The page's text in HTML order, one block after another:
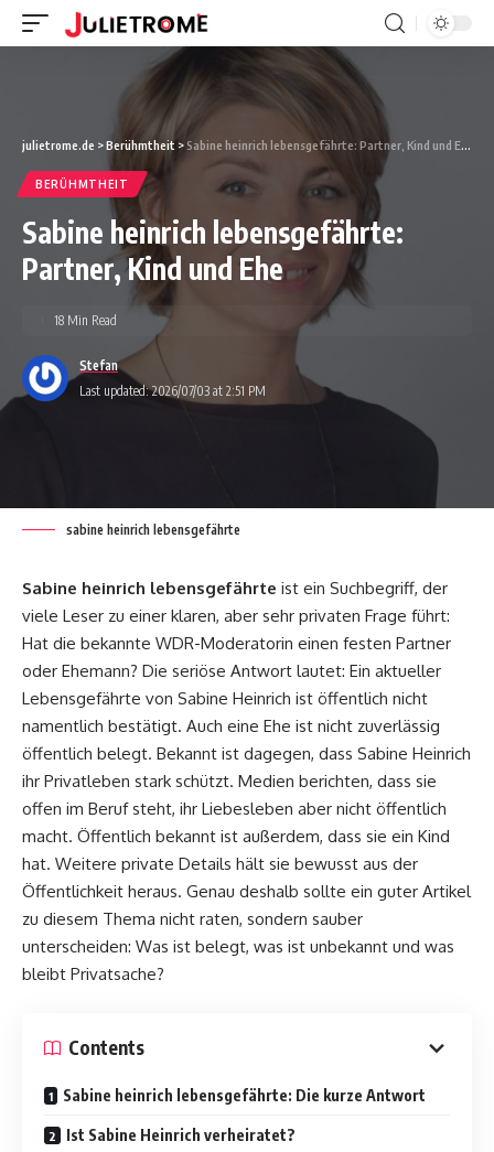
julietrome.de >Berühmtheit >Sabine heinrich lebensgefährte: Partner, Kind und Ehe
BERÜHMTHEIT
Sabine heinrich lebensgefährte:
Partner, Kind und Ehe
Last updated: 2026/07/03 at 2:51 PM
Stefan
18 Min Read
sabine heinrich lebensgefährte
Sabine heinrich lebensgefährte ist ein Suchbegriff, der
viele Leser zu einer klaren, aber sehr privaten Frage führt:
Hat die bekannte WDR-Moderatorin einen festen Partner
oder Ehemann? Die seriöse Antwort lautet: Ein aktueller
Lebensgefährte von Sabine Heinrich ist öffentlich nicht
namentlich bestätigt. Auch eine Ehe ist nicht zuverlässig
öffentlich belegt. Bekannt ist dagegen, dass Sabine Heinrich
ihr Privatleben stark schützt. Medien berichten, dass sie
offen im Beruf steht, ihr Liebesleben aber nicht öffentlich
macht. Öffentlich bekannt ist außerdem, dass sie ein Kind
hat. Weitere private Details hält sie bewusst aus der
Öffentlichkeit heraus. Genau deshalb sollte ein guter Artikel
zu diesem Thema nicht raten, sondern sauber
unterscheiden: Was ist belegt, was ist unbekannt und was
bleibt Privatsache?
Contents
Sabine heinrich lebensgefährte: Die kurze Antwort
Ist Sabine Heinrich verheiratet?